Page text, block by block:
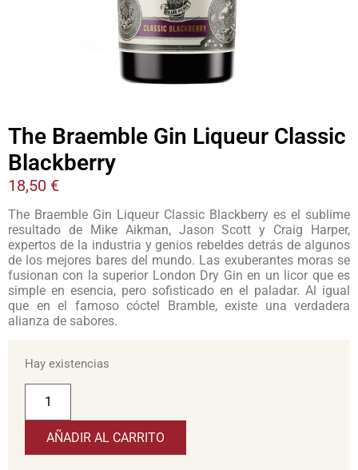
The Braemble Gin Liqueur Classic
Blackberry
18,50 €
The Braemble Gin Liqueur Classic Blackberry es el sublime
resultado de Mike Aikman, Jason Scott y Craig Harper,
expertos de la industria y genios rebeldes detrás de algunos
de los mejores bares del mundo. Las exuberantes moras se
fusionan con la superior London Dry Gin en un licor que es
simple en esencia, pero sofisticado en el paladar. Al igual
que en el famoso cóctel Bramble, existe una verdadera
alianza de sabores.
Hay existencias
AÑADIR AL CARRITO